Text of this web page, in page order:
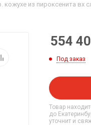
из пироксенита вх
554
Под заказ
Товар
до
уточнит и